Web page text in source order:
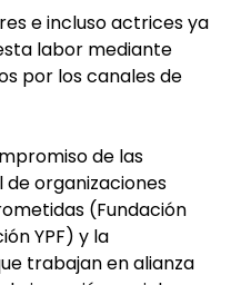
e incluso actrices ya
labor mediante
por los canales de
de las
de organizaciones
(Fundación
YPF) y la
trabajan en alianza